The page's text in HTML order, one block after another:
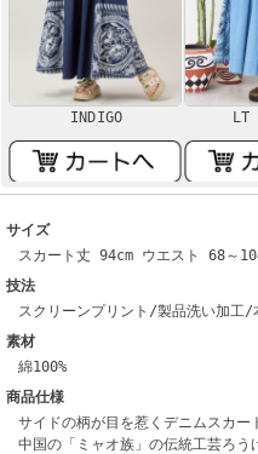
INDIGO LT
サイズ
スカート丈 94cm ウエスト 68～
技法
スクリーンプリント/製品洗い加工/
素材
綿100%
商品仕様
サイドの柄が目を惹くデニムスカー
中国の「ミャオ族」の伝統工芸ろう